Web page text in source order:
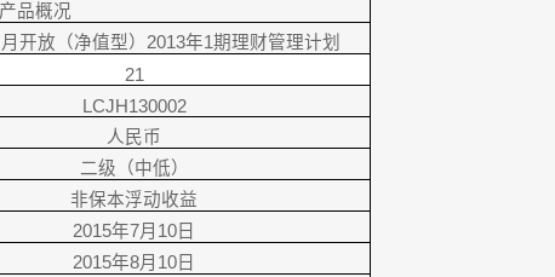
品概况
开放（净值型） 2013年1 期理财管理计划
21
LCJH130002
人民币
二级（中低）
非保本浮动收益
2015年7月 10日
2015年8月 10日